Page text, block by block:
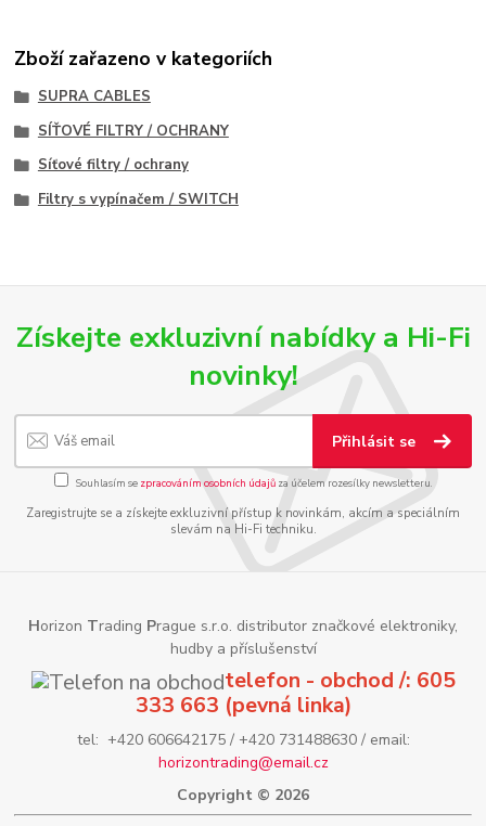
Zboží zařazeno v kategoriích
SUPRA CABLES
SÍŤOVÉ FILTRY / OCHRANY
Síťové filtry / ochrany
Filtry s vypínačem / SWITCH
Získejte exkluzivní nabídky a Hi-Fi
novinky!
Přihlásit se
Souhlasím se zpracováním osobních údajůza účelem rozesílky newsletteru.
Zaregistrujte se a získejte exkluzivní přístup k novinkám, akcím a speciálním
slevám na Hi-Fi techniku.
Horizon Trading Prague s.r.o. distributor značkové elektroniky,
hudby a příslušenství
telefon - obchod /: 605
333 663 (pevná linka)
tel: +420 606642175 / +420 731488630 / email:
horizontrading@email.cz
Copyright © 2026